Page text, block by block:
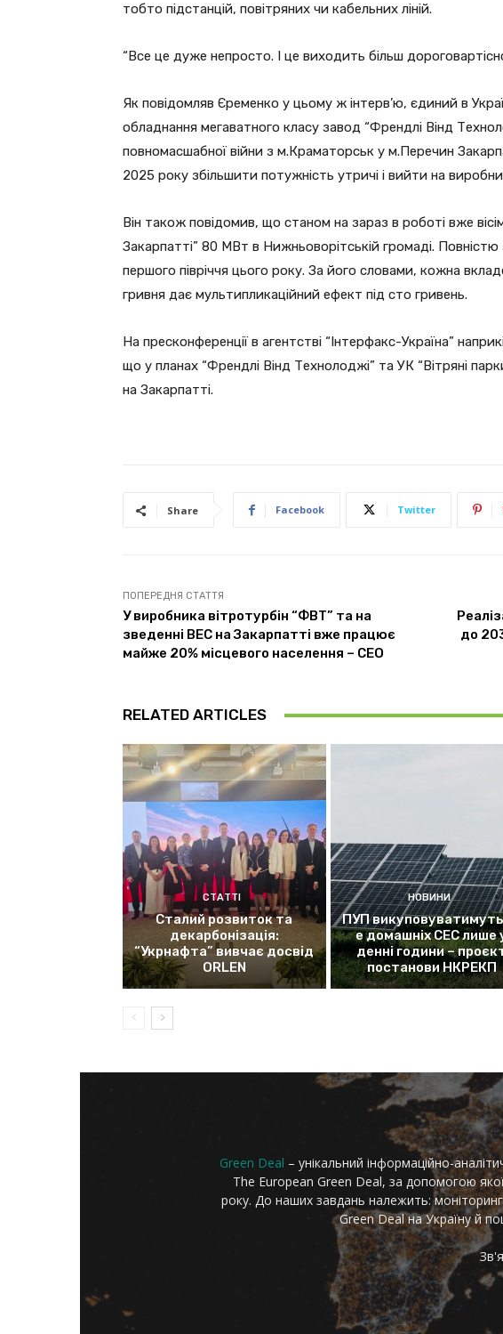
тобто підстанцій, повітряних чи кабельних ліній.
“Все це дуже непросто. І це виходить більш
Як повідомляв Єременко у цьому ж інтерв’ю, єдиний в
обладнання мегаватного класу завод “Френдлі Вінд
повномасшабної війни з м.Краматорськ у м.Перечин
2025 року збільшити потужність утричі і вийти на
Він також повідомив, що станом на зараз в роботі вже
Закарпатті” 80 МВт в Нижньоворітській громаді.
першого півріччя цього року. За його словами, кожна
гривня дає мультипликаційний ефект під сто гривень.
На пресконференції в агентстві “Інтерфакс-Україна”
що у планах “Френдлі Вінд Технолоджі” та УК “Вітряні
на Закарпатті.
Share Facebook Twitter
ПОПЕРЕДНЯ СТАТТЯ
У виробника вітротурбін “ФВТ” та на
зведенні ВЕС на Закарпатті вже працює
майже 20% місцевого населення – СЕО
до
RELATED ARTICLES
СТАТТІ
Сталий розвиток та
декарбонізація:
“Укрнафта” вивчає досвід
ORLEN
НОВИНИ
ПУП
е домашніх СЕС лише
денні години –
постанови НКРЕКП
Green Deal – унікальний інформаційно-
The European Green Deal, за допомогою
року. До наших завдань належить: моніторинг
Green Deal на Україну й